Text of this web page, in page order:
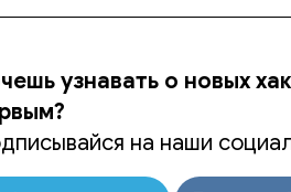
узнавать о новых
на наши